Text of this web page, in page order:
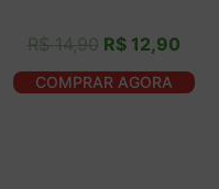
Avaliação
5.00
de 5
R$14,90 R$12,90
COMPRAR AGORA